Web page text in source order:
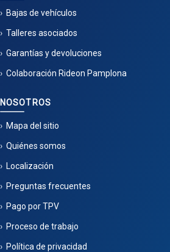
Bajas de vehículos
Talleres asociados
Garantías y devoluciones
Colaboración Rideon Pamplona
NOSOTROS
Mapa del sitio
Quiénes somos
Localización
Preguntas frecuentes
Pago por TPV
Proceso de trabajo
Política de privacidad